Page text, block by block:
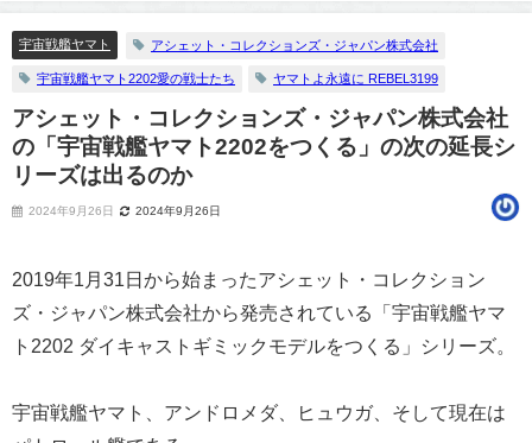
宇宙戦艦ヤマト アシェット・コレクションズ・ジャパン株式会社
宇宙戦艦ヤマト2202愛の戦士たち ヤマトよ永遠に REBEL3199
アシェット・コレクションズ・ジャパン株式会社
の「宇宙戦艦ヤマト2202をつくる」の次の延長シ
リーズは出るのか
2024年9月26日 2024年9月26日
2019年1月31日から始まったアシェット・コレクション
ズ・ジャパン株式会社から発売されている「宇宙戦艦ヤマ
ト2202 ダイキャストギミックモデルをつくる」シリーズ。
宇宙戦艦ヤマト、アンドロメダ、ヒュウガ、そして現在は